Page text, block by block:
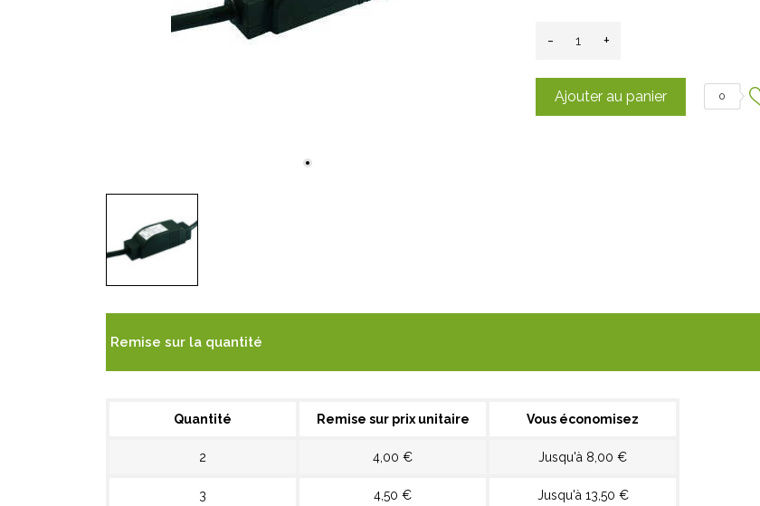
- +
Ajouter au panier 0
Remise sur la quantité
Quantité Remise sur prix unitaire Vous économisez
2 4,00 € Jusqu'à 8,00 €
3 4,50 € Jusqu'à 13,50 €